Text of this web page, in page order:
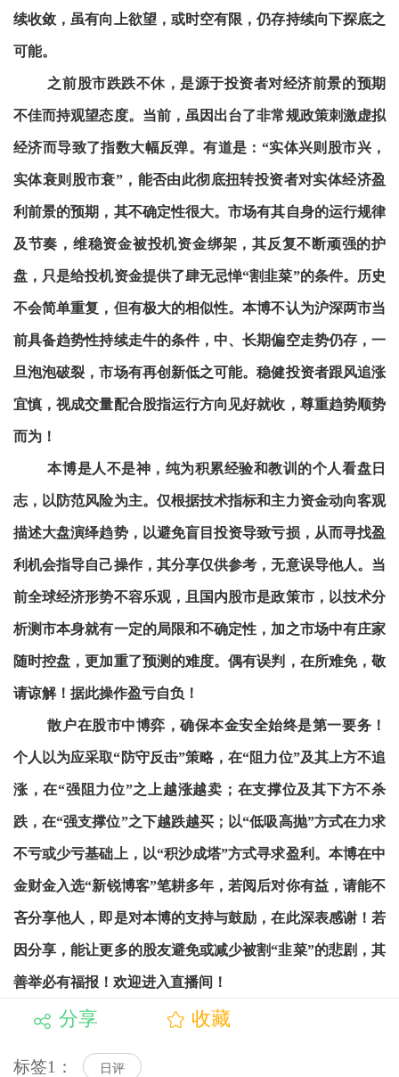
续收敛，虽有向上欲望，或时空有限，仍存持续向下探底之
可能。
之前股市跌跌不休，是源于投资者对经济前景的预期
不佳而持观望态度。当前，虽因出台了非常规政策刺激虚拟
经济而导致了指数大幅反弹。有道是：“实体兴则股市兴，
实体衰则股市衰”，能否由此彻底扭转投资者对实体经济盈
利前景的预期，其不确定性很大。市场有其自身的运行规律
及节奏，维稳资金被投机资金绑架，其反复不断顽强的护
盘，只是给投机资金提供了肆无忌惮“割韭菜”的条件。历史
不会简单重复，但有极大的相似性。本博不认为沪深两市当
前具备趋势性持续走牛的条件，中、长期偏空走势仍存，一
旦泡泡破裂，市场有再创新低之可能。稳健投资者跟风追涨
宜慎，视成交量配合股指运行方向见好就收，尊重趋势顺势
而为！
本博是人不是神，纯为积累经验和教训的个人看盘日
志，以防范风险为主。仅根据技术指标和主力资金动向客观
描述大盘演绎趋势，以避免盲目投资导致亏损，从而寻找盈
利机会指导自己操作，其分享仅供参考，无意误导他人。当
前全球经济形势不容乐观，且国内股市是政策市，以技术分
析测市本身就有一定的局限和不确定性，加之市场中有庄家
随时控盘，更加重了预测的难度。偶有误判，在所难免，敬
请谅解！据此操作盈亏自负！
散户在股市中博弈，确保本金安全始终是第一要务！
个人以为应采取“防守反击”策略，在“阻力位”及其上方不追
涨，在“强阻力位”之上越涨越卖；在支撑位及其下方不杀
跌，在“强支撑位”之下越跌越买；以“低吸高抛”方式在力求
不亏或少亏基础上，以“积沙成塔”方式寻求盈利。本博在中
金财金入选“新锐博客”笔耕多年，若阅后对你有益，请能不
吝分享他人，即是对本博的支持与鼓励，在此深表感谢！若
因分享，能让更多的股友避免或减少被割“韭菜”的悲剧，其
善举必有福报！欢迎进入直播间！
分享 收藏
标签1： 日评